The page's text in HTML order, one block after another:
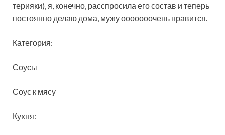
терияки), я, конечно, расспросила его состав и теперь
постоянно делаю дома, мужу ооооооочень нравится.
Категория:
Соусы
Соус к мясу
Кухня: